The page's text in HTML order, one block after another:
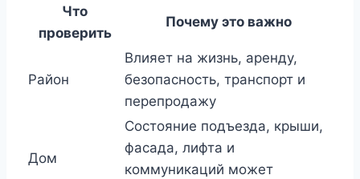
Что
проверить
Почему это важно
Район
Влияет на жизнь, аренду,
безопасность, транспорт и
перепродажу
Дом
Состояние подъезда, крыши,
фасада, лифта и
коммуникаций может